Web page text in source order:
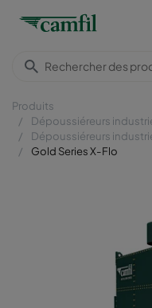
Produits
Dépoussiéreurs
Dépoussiéreurs
Gold Series X-Flo